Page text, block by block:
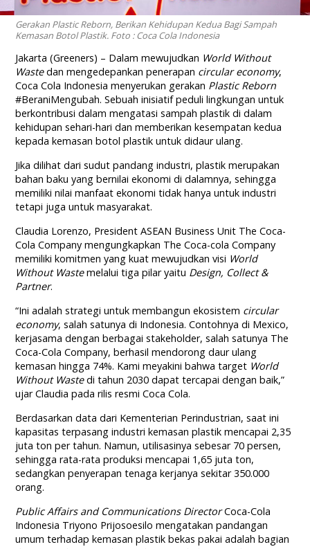
Gerakan Plastic Reborn, Berikan Kehidupan Kedua Bagi Sampah
Kemasan Botol Plastik. Foto : Coca Cola Indonesia
Jakarta (Greeners) – Dalam mewujudkan World Without
Wastedan mengedepankan penerapan circular economy,
Coca Cola Indonesia menyerukan gerakan Plastic Reborn
#BeraniMengubah. Sebuah inisiatif peduli lingkungan untuk
berkontribusi dalam mengatasi sampah plastik di dalam
kehidupan sehari-hari dan memberikan kesempatan kedua
kepada kemasan botol plastik untuk didaur ulang.
Jika dilihat dari sudut pandang industri, plastik merupakan
bahan baku yang bernilai ekonomi di dalamnya, sehingga
memiliki nilai manfaat ekonomi tidak hanya untuk industri
tetapi juga untuk masyarakat.
Claudia Lorenzo, President ASEAN Business Unit The Coca-
Cola Company mengungkapkan The Coca-cola Company
memiliki komitmen yang kuat mewujudkan visi World
Without Wastemelalui tiga pilar yaitu Design, Collect &
Partner.
“Ini adalah strategi untuk membangun ekosistem circular
economy, salah satunya di Indonesia. Contohnya di Mexico,
kerjasama dengan berbagai stakeholder, salah satunya The
Coca-Cola Company, berhasil mendorong daur ulang
kemasan hingga 74%. Kami meyakini bahwa target World
Without Wastedi tahun 2030 dapat tercapai dengan baik,”
ujar Claudia pada rilis resmi Coca Cola.
Berdasarkan data dari Kementerian Perindustrian, saat ini
kapasitas terpasang industri kemasan plastik mencapai 2,35
juta ton per tahun. Namun, utilisasinya sebesar 70 persen,
sehingga rata-rata produksi mencapai 1,65 juta ton,
sedangkan penyerapan tenaga kerjanya sekitar 350.000
orang.
Public Affairs and Communications DirectorCoca-Cola
Indonesia Triyono Prijosoesilo mengatakan pandangan
umum terhadap kemasan plastik bekas pakai adalah bagian